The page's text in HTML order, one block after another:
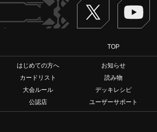
TOP
はじめての方へ お知らせ
カードリスト
読み物
大会ルール
デッキレシピ
公認店
ユーザーサポート